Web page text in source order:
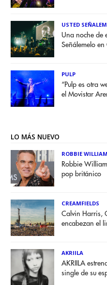
USTED
Una noche de
Señálemelo
PULP
“Pulp es otra
el Movistar
LO MÁS NUEVO
ROBBIE
Robbie
pop británico
CREAMFIELDS
Calvin Harris,
encabezan el
AKRIILA
AKRIILA
single de su